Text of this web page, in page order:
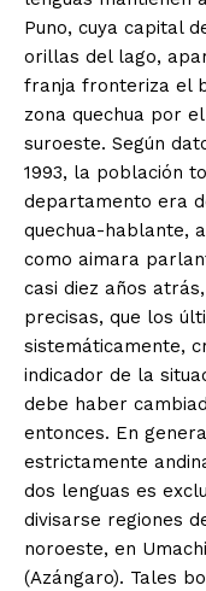
Puno, cuya capital
orillas del lago,
franja fronteriza el
zona quechua por
suroeste. Según
1993, la población
departamento era
quechua-hablante,
como aimara
casi diez años
precisas, que los
sistemáticamente,
indicador de la
debe haber
entonces. En
estrictamente
dos lenguas es
divisarse regiones
noroeste, en
(Azángaro). Tales